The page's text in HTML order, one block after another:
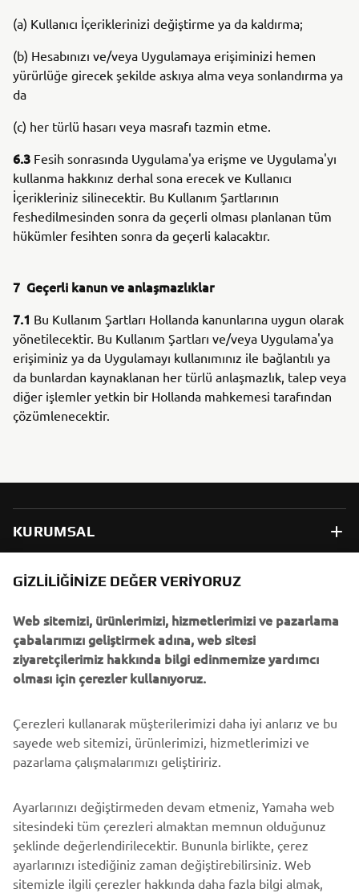
(a) Kullanıcı İçeriklerinizi değiştirme ya da kaldırma;
(b) Hesabınızı ve/veya Uygulamaya erişiminizi hemen
yürürlüğe girecek şekilde askıya alma veya sonlandırma ya
da
(c) her türlü hasarı veya masrafı tazmin etme.
6.3 Fesih sonrasında Uygulama'ya erişme ve Uygulama'yı
kullanma hakkınız derhal sona erecek ve Kullanıcı
İçerikleriniz silinecektir. Bu Kullanım Şartlarının
feshedilmesinden sonra da geçerli olması planlanan tüm
hükümler fesihten sonra da geçerli kalacaktır.
7 Geçerli kanun ve anlaşmazlıklar
7.1 Bu Kullanım Şartları Hollanda kanunlarına uygun olarak
yönetilecektir. Bu Kullanım Şartları ve/veya Uygulama'ya
erişiminiz ya da Uygulamayı kullanımınız ile bağlantılı ya
da bunlardan kaynaklanan her türlü anlaşmazlık, talep veya
diğer işlemler yetkin bir Hollanda mahkemesi tarafından
çözümlenecektir.
KURUMSAL
B2B
DAHA FAZLA YAMAHA
DESTEK
BÜLTEN
En son fırsatları, özel etkinlikleri, yeni çıkan ürünleri ve daha
fazlasını ilk öğrenen siz olun
ABONE OL
GIZLILIĞINIZE DEĞER VERIYORUZ
Web sitemizi, ürünlerimizi, hizmetlerimizi ve pazarlama
çabalarımızı geliştirmek adına, web sitesi
ziyaretçilerimiz hakkında bilgi edinmemize yardımcı
olması için çerezler kullanıyoruz.
Çerezleri kullanarak müşterilerimizi daha iyi anlarız ve bu
sayede web sitemizi, ürünlerimizi, hizmetlerimizi ve
pazarlama çalışmalarımızı geliştiririz.
Ayarlarınızı değiştirmeden devam etmeniz, Yamaha web
sitesindeki tüm çerezleri almaktan memnun olduğunuz
şeklinde değerlendirilecektir. Bununla birlikte, çerez
ayarlarınızı istediğiniz zaman değiştirebilirsiniz. Web
sitemizle ilgili çerezler hakkında daha fazla bilgi almak,